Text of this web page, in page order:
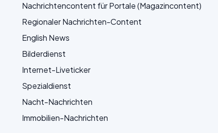
Nachrichtencontent für Portale (Magazincontent)
Regionaler Nachrichten-Content
English News
Bilderdienst
Internet-Liveticker
Spezialdienst
Nacht-Nachrichten
Immobilien-Nachrichten